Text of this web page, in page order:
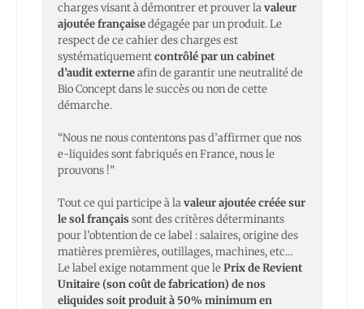
charges visant à démontrer et prouver lavaleur
ajoutée françaisedégagée par un produit. Le
respect de ce cahier des charges est
systématiquementcontrôlé par un cabinet
d’audit externeafin de garantir une neutralité de
Bio Concept dans le succès ou non de cette
démarche.
“Nous ne nous contentons pas d’affirmer que nos
e-liquides sont fabriqués en France, nous le
prouvons !”
Tout ce qui participe à lavaleur ajoutée créée sur
le sol français sont des critères déterminants
pour l’obtention de ce label : salaires, origine des
matières premières, outillages, machines, etc…
Le label exige notamment que lePrix de Revient
Unitaire (son coût de fabrication) de nos
eliquides soit produit à 50% minimum en